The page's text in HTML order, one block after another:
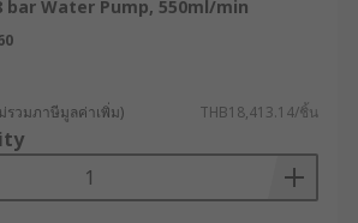
8 bar Water Pump, 550ml/min
รวมภาษีมูลค่าเพิ่ม) THB18,413.14/ชิ้น